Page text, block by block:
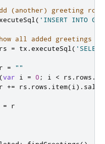
(another) greeting row
( 'INSERT INTO
all added greetings
= tx .executeSql (
=
""
(var i = 0 ; i < rs . rows .
r
+= rs . rows . item(i ).
=
r